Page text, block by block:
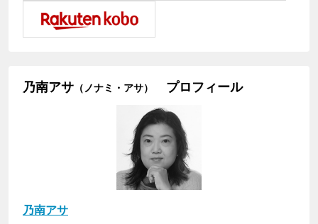
乃南アサ （ノナミ・アサ） プロフィール
乃南アサ